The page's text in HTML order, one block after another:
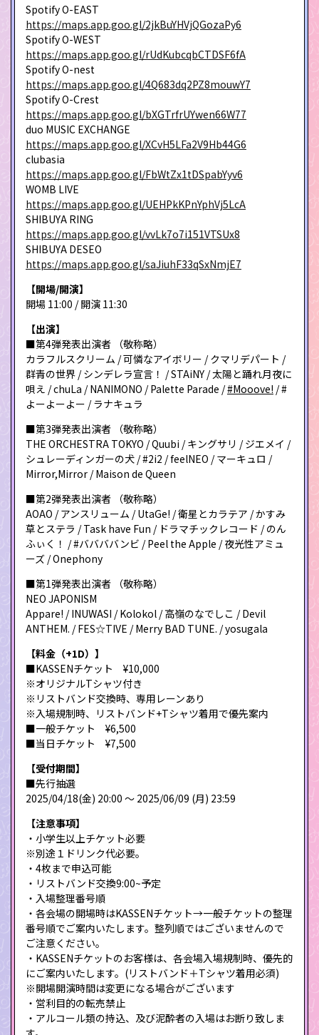
Spotify O-EAST
https://maps.app.goo.gl/2jkBuYHVjQGozaPy6
Spotify O-WEST
https://maps.app.goo.gl/rUdKubcqbCTDSF6fA
Spotify O-nest
https://maps.app.goo.gl/4Q683dq2PZ8mouwY7
Spotify O-Crest
https://maps.app.goo.gl/bXGTrfrUYwen66W77
duo MUSIC EXCHANGE
https://maps.app.goo.gl/XCvH5LFa2V9Hb44G6
clubasia
https://maps.app.goo.gl/FbWtZx1tDSpabYyv6
WOMB LIVE
https://maps.app.goo.gl/UEHPkKPnYphVj5LcA
SHIBUYA RING
https://maps.app.goo.gl/vvLk7o7i151VTSUx8
SHIBUYA DESEO
https://maps.app.goo.gl/saJiuhF33qSxNmjE7
【開場/開演】
開場 11:00 / 開演 11:30
【出演】
■第4弾発表出演者 （敬称略）
カラフルスクリーム / 可憐なアイボリー / クマリデパート /
群青の世界 / シンデレラ宣言！ / STAiNY / 太陽と踊れ月夜に
唄え / chuLa / NANIMONO / Palette Parade /#Mooove! / #
よーよーよー / ラナキュラ
■第3弾発表出演者 （敬称略）
THE ORCHESTRA TOKYO / Quubi / キングサリ / ジエメイ /
シュレーディンガーの犬 / #2i2 / feelNEO / マーキュロ /
Mirror,Mirror / Maison de Queen
■第2弾発表出演者 （敬称略）
AOAO / アンスリューム / UtaGe! / 衛星とカラテア / かすみ
草とステラ / Task have Fun / ドラマチックレコード / のん
ふぃく！ / #ババババンビ / Peel the Apple / 夜光性アミュ
ーズ / Onephony
■第1弾発表出演者 （敬称略）
NEO JAPONISM
Appare! / INUWASI / Kolokol / 高嶺のなでしこ / Devil
ANTHEM. / FES☆TIVE / Merry BAD TUNE. / yosugala
【料金（+1D）】
■KASSENチケット ¥10,000
※オリジナルTシャツ付き
※リストバンド交換時、専用レーンあり
※入場規制時、リストバンド+Tシャツ着用で優先案内
■⼀般チケット ¥6,500
■当日チケット ¥7,500
【受付期間】
■先行抽選
2025/04/18(金) 20:00 〜 2025/06/09 (月) 23:59
【注意事項】
・小学生以上チケット必要
※別途１ドリンク代必要。
・4枚まで申込可能
・リストバンド交換9:00~予定
・入場整理番号順
・各会場の開場時はKASSENチケット→一般チケットの整理
番号順でご案内いたします。整列順ではございませんので
ご注意ください。
・KASSENチケットのお客様は、各会場入場規制時、優先的
にご案内いたします。(リストバンド＋Tシャツ着用必須)
※開場開演時間は変更になる場合がございます
・営利目的の転売禁止
・アルコール類の持込、及び泥酔者の入場はお断り致しま